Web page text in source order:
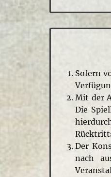
Sofern
Mit der
Die
Der
nach